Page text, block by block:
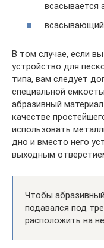
всасывается
всасывающий
В том случае, если
устройство для
типа, вам следует
специальной
абразивный
качестве
использовать
дно и вместо него
выходным
Чтобы
подавался под
расположить на